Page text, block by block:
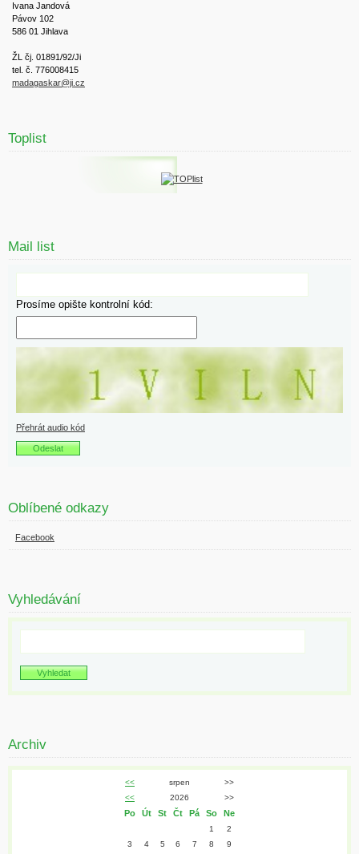
Ivana Jandová
Pávov 102
586 01 Jihlava
ŽL čj. 01891/92/Ji
tel. č. 776008415
madagaskar@ji.cz
Toplist
Mail list
Prosíme opište kontrolní kód:
Přehrát audio kód
Oblíbené odkazy
Facebook
Vyhledávání
Archiv
<< srpen
>>
<<
2026 >>
Po Út St Čt Pá So Ne
1
2
3
4 5 6 7 8 9